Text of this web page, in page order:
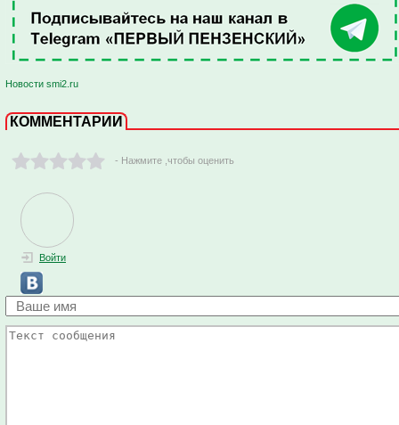
Новости smi2.ru
КОММЕНТАРИИ
- Нажмите ,чтобы оценить
Войти